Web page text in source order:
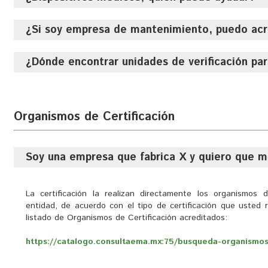
analítica.
Si es fabricante de dispositivos médicos lo que requiere es
sección
¿Si soy empresa de mantenimiento, puedo
El programa que se está desarrollando es el de calificación
¿Dónde encontrar unidades de verificación
https://catalogo.consultaema.mx:75/busqueda-unidades-
Organismos de Certificación
Soy una empresa que fabrica X y quiero que
La certificación la realizan directamente los organismos
entidad, de acuerdo con el tipo de certificación que usted
listado de Organismos de Certificación acreditados:
https://catalogo.consultaema.mx:75/busqueda-